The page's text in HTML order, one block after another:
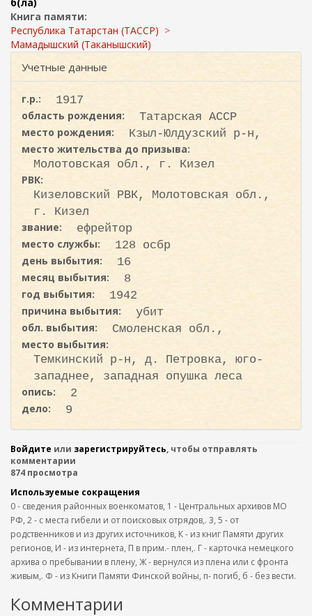
и
с
к
Книга памяти:
Республика Татарстан (ТАССР)
Мамадышский (Таканышский)
Учетные данные
г.р.:
1917
область рождения:
Татарская АССР
место рождения:
Кзыл-Юлдузский р-н,
место жительства до призыва:
Молотовская обл., г. Кизел
РВК:
Кизеловский РВК, Молотовская обл.,
г. Кизел
звание:
ефрейтор
место службы:
128 осбр
день выбытия:
16
месяц выбытия:
8
год выбытия:
1942
причина выбытия:
убит
обл. выбытия:
Смоленская обл.,
место выбытия:
Темкинский р-н, д. Петровка, юго-
западнее, западная опушка леса
опись:
2
дело:
9
Войдите или зарегистрируйтесь, чтобы отправлять
комментарии
874 просмотра
Используемые сокращения
0 - сведения районных военкоматов, 1 - Центральных архивов МО
РФ, 2 - с места гибели и от поисковых отрядов,. 3, 5 - от
родственников и из других источников, К - из книг Памяти других
регионов, И - из интернета, П в прим.- плен,. Г - карточка немецкого
архива о пребывании в плену, Ж - вернулся из плена или с фронта
живым,. Ф - из Книги Памяти Финской войны, п- погиб, б - без вести.
Комментарии